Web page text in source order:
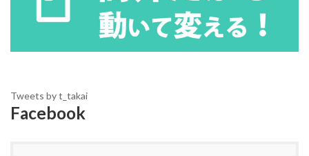
Tweets by t_takai
Facebook